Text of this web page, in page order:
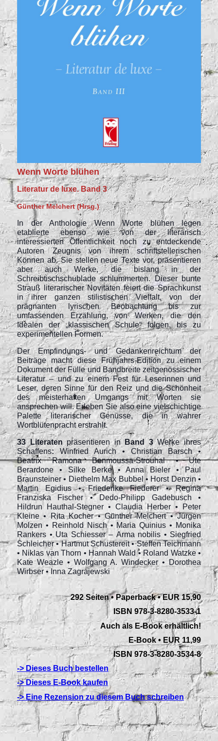
Wenn Worte blühen
Literatur de luxe. Band 3
Günther Melchert (Hrsg.)
In der Anthologie Wenn Worte blühen legen
etablierte ebenso wie von der literarisch
interessierten Öffentlichkeit noch zu entdeckende
Autoren Zeugnis von ihrem schriftstellerischen
Können ab. Sie stellen neue Texte vor, präsentieren
aber auch Werke, die bislang in der
Schreibtischschublade schlummerten. Dieser bunte
Strauß literarischer Novitäten feiert die Sprachkunst
in ihrer ganzen stilistischen Vielfalt, von der
prägnanten lyrischen Beobachtung bis zur
umfassenden Erzählung, von Werken, die den
Idealen der „klassischen Schule“ folgen, bis zu
experimentellen Formen.
Der Empfindungs- und Gedankenreichtum der
Beiträge macht diese Frühjahrs-Edition zu einem
Dokument der Fülle und Bandbreite zeitgenössischer
Literatur – und zu einem Fest für Leserinnen und
Leser, deren Sinne für den Reiz und die Schönheit
des meisterhaften Umgangs mit Worten sie
ansprechen will. Erleben Sie also eine vielschichtige
Palette literarischer Genüsse, die in wahrer
Wortblütenpracht erstrahlt.
33 Literatenpräsentieren inBand 3Werke ihres
Schaffens:
Winfried Aurich • Christian Barsch •
Beatrix Ramona Benmoussa-Strouhal • Ute
Berardone • Silke Berke • Anna Bieler • Paul
Braunsteiner • Diethelm Max Bubbel • Horst Denzin •
Martin Egidius • Friederike Fiederer • Regina
Franziska Fischer • Dedo-Philipp Gadebusch •
Hildrun Hauthal-Stegner • Claudia Herber • Peter
Kleine • Rita Kocher • Günther Melchert • Jürgen
Molzen • Reinhold Nisch • Maria Quinius • Monika
Rankers • Uta Schiesser – Arma nobilis • Siegfried
Schleicher • Hartmut Schustereit • Steffen Teichmann
• Niklas van Thorn • Hannah Wald • Roland Watzke •
Kate Weazle • Wolfgang A. Windecker • Dorothea
Wirbser • Inna Zagrajewski
292 Seiten • Paperback• EUR 15,90
ISBN 978-3-8280-3533-1
Auch als E-Book erhältlich!
E-Book • EUR 11,99
ISBN 978-3-8280-3534-8
-> Dieses Buch bestellen
-> Dieses E-Book kaufen
-> Eine Rezension zu diesem Buch schreiben